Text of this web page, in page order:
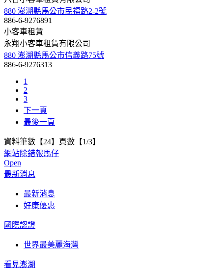
880 澎湖縣馬公市民福路2-2號
886-6-9276891
小客車租賃
永翔小客車租賃有限公司
880 澎湖縣馬公市信義路75號
886-6-9276313
1
2
3
下一頁
最後一頁
資料筆數【24】頁數【1/3】
網站除錯報馬仔
Open
最新消息
最新消息
好康優惠
國際認證
世界最美麗海灣
看見澎湖